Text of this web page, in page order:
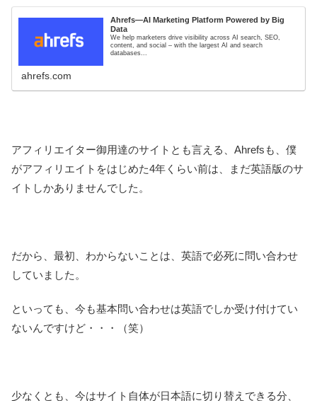
Ahrefs—AI Marketing Platform Powered by Big
Data
We help marketers drive visibility across AI search, SEO,
content, and social – with the largest AI and search
databases...
ahrefs.com
アフィリエイター御用達のサイトとも言える、Ahrefsも、僕
がアフィリエイトをはじめた4年くらい前は、まだ英語版のサ
イトしかありませんでした。
だから、最初、わからないことは、英語で必死に問い合わせ
していました。
といっても、今も基本問い合わせは英語でしか受け付けてい
ないんですけど・・・（笑）
少なくとも、今はサイト自体が日本語に切り替えできる分、